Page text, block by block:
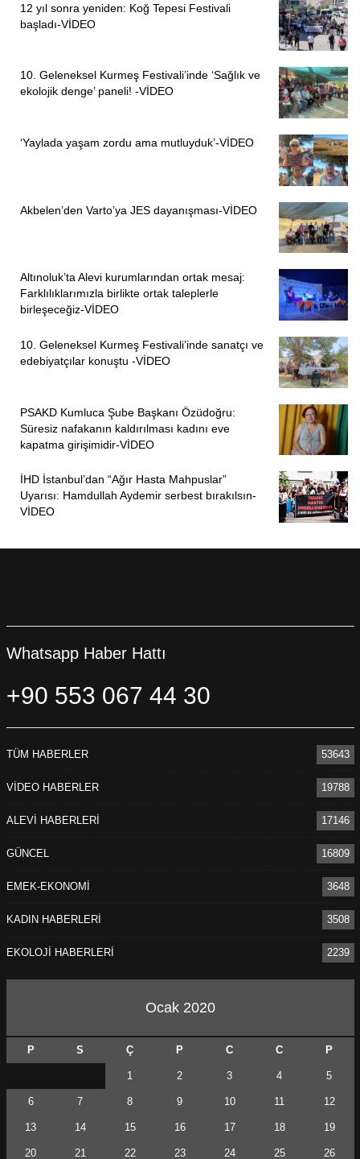
12 yıl sonra yeniden: Koğ Tepesi Festivali
başladı-VİDEO
10. Geleneksel Kurmeş Festivali’inde ‘Sağlık ve
ekolojik denge’ paneli! -VİDEO
‘Yaylada yaşam zordu ama mutluyduk’-VİDEO
Akbelen’den Varto’ya JES dayanışması-VİDEO
Altınoluk’ta Alevi kurumlarından ortak mesaj:
Farklılıklarımızla birlikte ortak taleplerle
birleşeceğiz-VİDEO
10. Geleneksel Kurmeş Festivali’inde sanatçı ve
edebiyatçılar konuştu -VİDEO
PSAKD Kumluca Şube Başkanı Özüdoğru:
Süresiz nafakanın kaldırılması kadını eve
kapatma girişimidir-VİDEO
İHD İstanbul’dan “Ağır Hasta Mahpuslar”
Uyarısı: Hamdullah Aydemir serbest bırakılsın-
VİDEO
Whatsapp Haber Hattı
+90 553 067 44 30
TÜM HABERLER 53643
VİDEO HABERLER 19788
ALEVİ HABERLERİ 17146
GÜNCEL 16809
EMEK-EKONOMİ 3648
KADIN HABERLERİ 3508
EKOLOJİ HABERLERİ 2239
Ocak 2020
P S Ç P C C P
1 2 3 4 5
6 7 8 9 10 11 12
13 14 15 16 17 18 19
20 21 22 23 24 25 26